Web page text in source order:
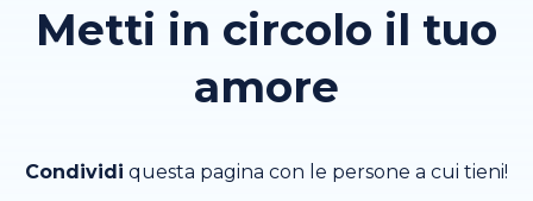
Metti in circolo il tuo
amore
Condividi questa pagina con le persone a cui tieni!